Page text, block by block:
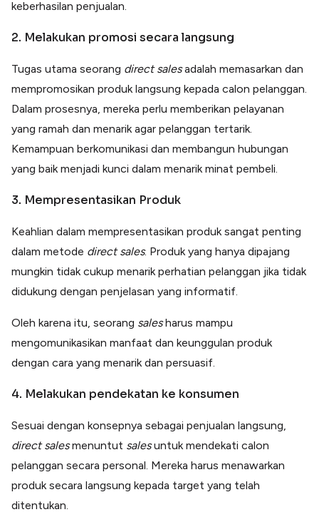
keberhasilan penjualan.
2. Melakukan promosi secara langsung
Tugas utama seorang direct salesadalah memasarkan dan
mempromosikan produk langsung kepada calon pelanggan.
Dalam prosesnya, mereka perlu memberikan pelayanan
yang ramah dan menarik agar pelanggan tertarik.
Kemampuan berkomunikasi dan membangun hubungan
yang baik menjadi kunci dalam menarik minat pembeli.
3. Mempresentasikan Produk
Keahlian dalam mempresentasikan produk sangat penting
dalam metode direct sales. Produk yang hanya dipajang
mungkin tidak cukup menarik perhatian pelanggan jika tidak
didukung dengan penjelasan yang informatif.
Oleh karena itu, seorang salesharus mampu
mengomunikasikan manfaat dan keunggulan produk
dengan cara yang menarik dan persuasif.
4. Melakukan pendekatan ke konsumen
Sesuai dengan konsepnya sebagai penjualan langsung,
direct salesmenuntut salesuntuk mendekati calon
pelanggan secara personal. Mereka harus menawarkan
produk secara langsung kepada target yang telah
ditentukan.